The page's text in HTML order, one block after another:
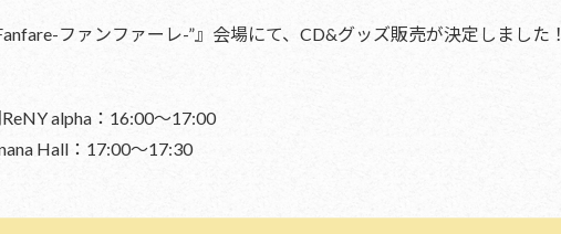
ファンファーレ-”』会場にて、CD&グッズ販売が決定しました！
alpha：16:00〜17:00
Hall：17:00〜17:30